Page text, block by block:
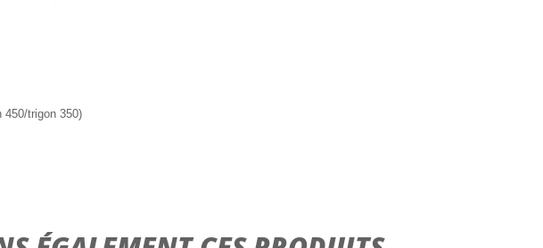
450/trigon 350)